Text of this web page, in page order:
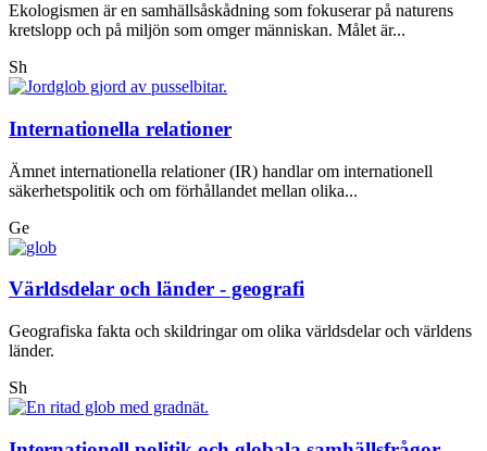
Ekologismen är en samhällsåskådning som fokuserar på naturens
kretslopp och på miljön som omger människan. Målet är...
Sh
Internationella relationer
Ämnet internationella relationer (IR) handlar om internationell
säkerhetspolitik och om förhållandet mellan olika...
Ge
Världsdelar och länder - geografi
Geografiska fakta och skildringar om olika världsdelar och världens
länder.
Sh